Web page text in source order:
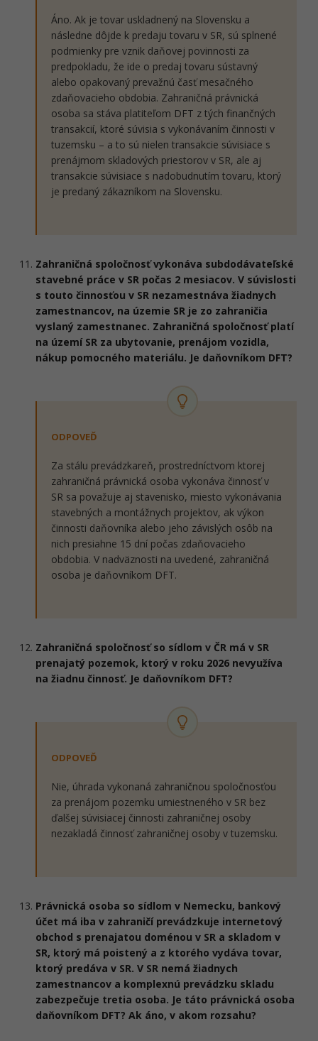
Áno. Ak je tovar uskladnený na Slovensku a
následne dôjde k predaju tovaru v SR, sú splnené
podmienky pre vznik daňovej povinnosti za
predpokladu, že ide o predaj tovaru sústavný
alebo opakovaný prevažnú časť mesačného
zdaňovacieho obdobia. Zahraničná právnická
osoba sa stáva platiteľom DFT z tých finančných
transakcií, ktoré súvisia s vykonávaním činnosti v
tuzemsku – a to sú nielen transakcie súvisiace s
prenájmom skladových priestorov v SR, ale aj
transakcie súvisiace s nadobudnutím tovaru, ktorý
je predaný zákazníkom na Slovensku.
Zahraničná spoločnosť vykonáva subdodávateľské
stavebné práce v SR počas 2 mesiacov. V súvislosti
s touto činnosťou v SR nezamestnáva žiadnych
zamestnancov, na územie SR je zo zahraničia
vyslaný zamestnanec. Zahraničná spoločnosť platí
na území SR za ubytovanie, prenájom vozidla,
nákup pomocného materiálu. Je daňovníkom DFT?
ODPOVEĎ
Za stálu prevádzkareň, prostredníctvom ktorej
zahraničná právnická osoba vykonáva činnosť v
SR sa považuje aj stavenisko, miesto vykonávania
stavebných a montážnych projektov, ak výkon
činnosti daňovníka alebo jeho závislých osôb na
nich presiahne 15 dní počas zdaňovacieho
obdobia. V nadväznosti na uvedené, zahraničná
osoba je daňovníkom DFT.
Zahraničná spoločnosť so sídlom v ČR má v SR
prenajatý pozemok, ktorý v roku 2026 nevyužíva
na žiadnu činnosť. Je daňovníkom DFT?
ODPOVEĎ
Nie, úhrada vykonaná zahraničnou spoločnosťou
za prenájom pozemku umiestneného v SR bez
ďalšej súvisiacej činnosti zahraničnej osoby
nezakladá činnosť zahraničnej osoby v tuzemsku.
Právnická osoba so sídlom v Nemecku, bankový
účet má iba v zahraničí prevádzkuje internetový
obchod s prenajatou doménou v SR a skladom v
SR, ktorý má poistený a z ktorého vydáva tovar,
ktorý predáva v SR. V SR nemá žiadnych
zamestnancov a komplexnú prevádzku skladu
zabezpečuje tretia osoba. Je táto právnická osoba
daňovníkom DFT? Ak áno, v akom rozsahu?